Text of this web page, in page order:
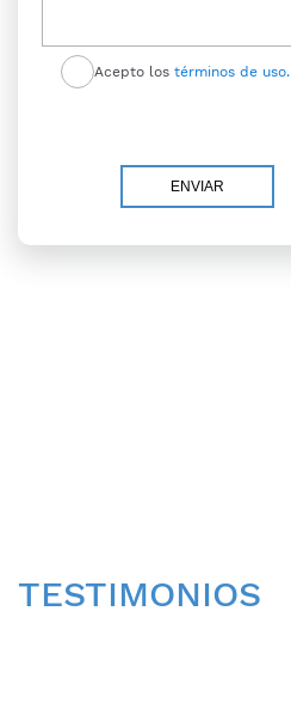
Acepto los términos de uso.
TESTIMONIOS